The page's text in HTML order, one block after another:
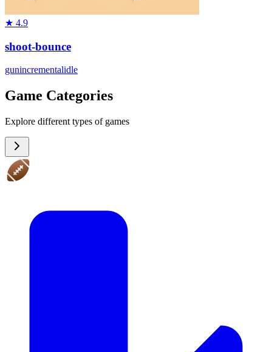
★ 4.9
shoot-bounce
gunincrementalidle
Game Categories
Explore different types of games